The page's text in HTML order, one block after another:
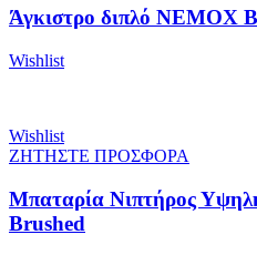
Άγκιστρο διπλό NEMOX
Wishlist
Wishlist
ΖΗΤΗΣΤΕ ΠΡΟΣΦΟΡΑ
Μπαταρία Νιπτήρος
Brushed